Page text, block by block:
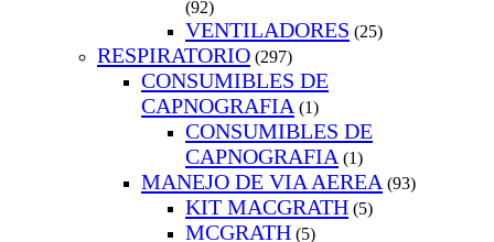
(92)
VENTILADORES (25)
RESPIRATORIO (297)
CONSUMIBLES DE
CAPNOGRAFIA (1)
CONSUMIBLES DE
CAPNOGRAFIA (1)
MANEJO DE VIA AEREA (93)
KIT MACGRATH (5)
MCGRATH (5)